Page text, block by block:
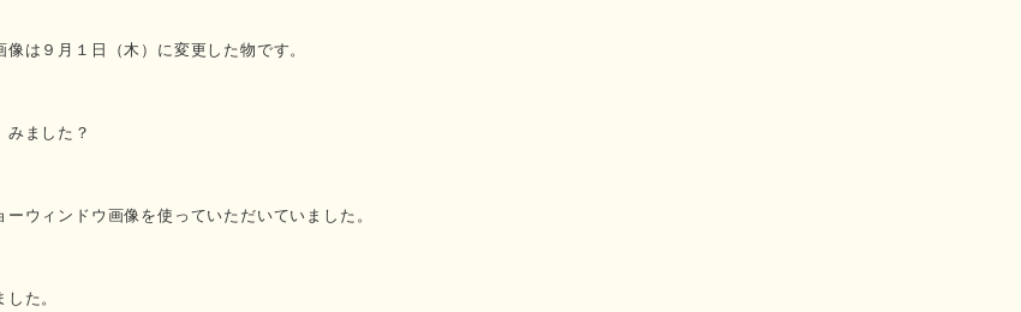
像は９月１日（木）に変更した物です。
みました？
ーウィンドウ画像を使っていただいていました。
た。